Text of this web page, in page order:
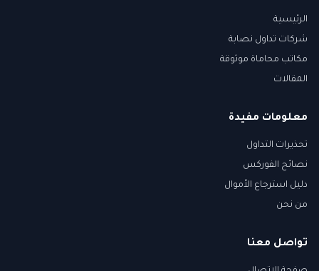
الرئيسية
شركات تداول نصابة
مكاتب محاماة موثوقة
المقالات
معلومات مفيدة
تحذيرات التداول
نصائح الفوركس
دليل استرجاع الأموال
من نحن
تواصل معنا